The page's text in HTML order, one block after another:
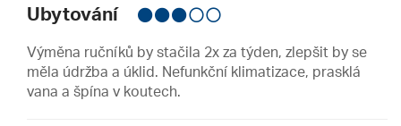
Ubytování
Výměna ručníků by stačila 2x za týden, zlepšit by se
měla údržba a úklid. Nefunkční klimatizace, prasklá
vana a špína v koutech.